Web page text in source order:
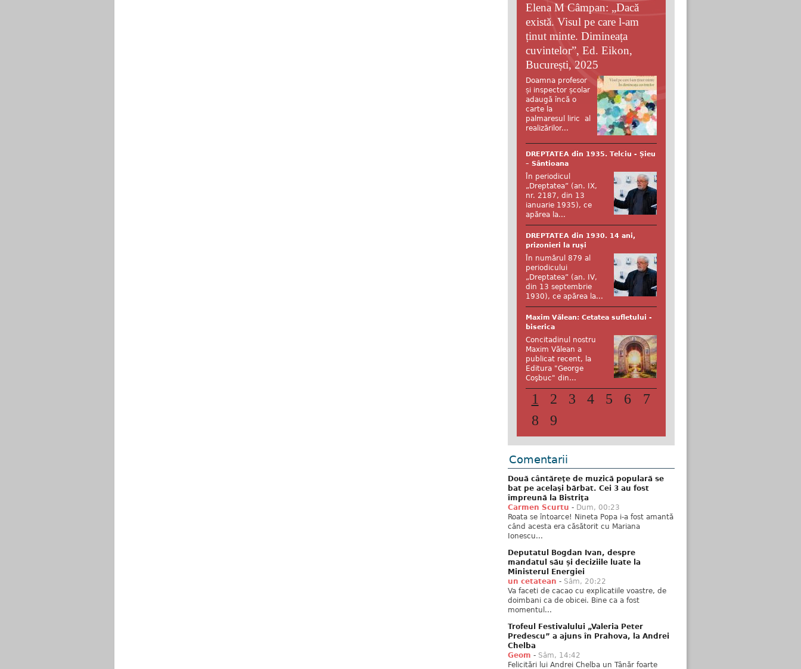
Elena M Câmpan: „Dacă
există. Visul pe care l-am
ținut minte. Dimineața
cuvintelor”, Ed. Eikon,
București, 2025
Doamna profesor
și inspector școlar
adaugă încă o
carte la
palmaresul liric al
realizărilor...
DREPTATEA din 1935. Telciu - Șieu
– Sântioana
În periodicul
„Dreptatea” (an. IX,
nr. 2187, din 13
ianuarie 1935), ce
apărea la...
DREPTATEA din 1930. 14 ani,
prizonieri la ruși
În numărul 879 al
periodicului
„Dreptatea” (an. IV,
din 13 septembrie
1930), ce apărea la...
Maxim Vălean: Cetatea sufletului -
biserica
Concitadinul nostru
Maxim Vălean a
publicat recent, la
Editura "George
Coşbuc" din...
1 2 3 4 5 6
7
8
9
Comentarii
Două cântăreţe de muzică populară se
bat pe acelaşi bărbat. Cei 3 au fost
împreună la Bistriţa
Carmen Scurtu - Dum, 00:23
Roata se întoarce! Nineta Popa i-a fost amantă
când acesta era căsătorit cu Mariana
Ionescu...
Deputatul Bogdan Ivan, despre
mandatul său și deciziile luate la
Ministerul Energiei
un cetatean - Sâm, 20:22
Va faceti de cacao cu explicatiile voastre, de
doimbani ca de obicei. Bine ca a fost
momentul...
Trofeul Festivalului „Valeria Peter
Predescu” a ajuns în Prahova, la Andrei
Chelba
Geom - Sâm, 14:42
Felicitări lui Andrei Chelba un Tânăr foarte